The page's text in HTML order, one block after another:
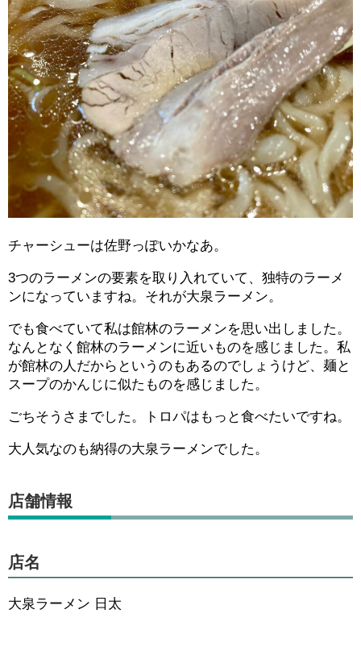
チャーシューは佐野っぽいかなあ。
3つのラーメンの要素を取り入れていて、独特のラーメ
ンになっていますね。それが大泉ラーメン。
でも食べていて私は館林のラーメンを思い出しました。
なんとなく館林のラーメンに近いものを感じました。私
が館林の人だからというのもあるのでしょうけど、麺と
スープのかんじに似たものを感じました。
ごちそうさまでした。トロパはもっと食べたいですね。
大人気なのも納得の大泉ラーメンでした。
店舗情報
店名
大泉ラーメン 日太